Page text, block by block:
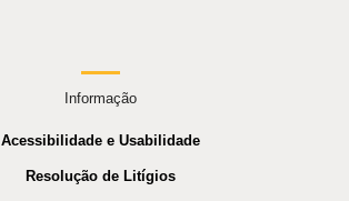
Informação
Acessibilidade e Usabilidade
Resolução de Litígios